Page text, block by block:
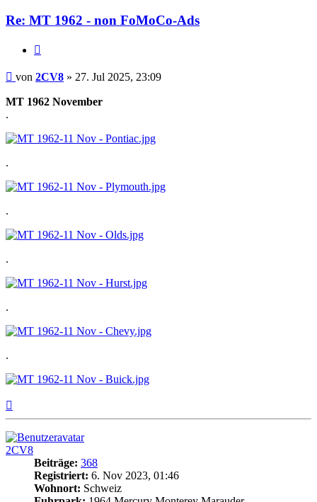
Re: MT 1962 - non FoMoCo-Ads
Beitrag
von 2CV8 » 27. Jul 2025, 23:09
MT 1962 November
.
.
.
.
.
.
2CV8
Beiträge: 368
Registriert: 6. Nov 2023, 01:46
Wohnort: Schweiz